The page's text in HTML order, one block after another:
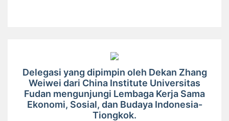
Delegasi yang dipimpin oleh Dekan Zhang
Weiwei dari China Institute Universitas
Fudan mengunjungi Lembaga Kerja Sama
Ekonomi, Sosial, dan Budaya Indonesia-
Tiongkok.